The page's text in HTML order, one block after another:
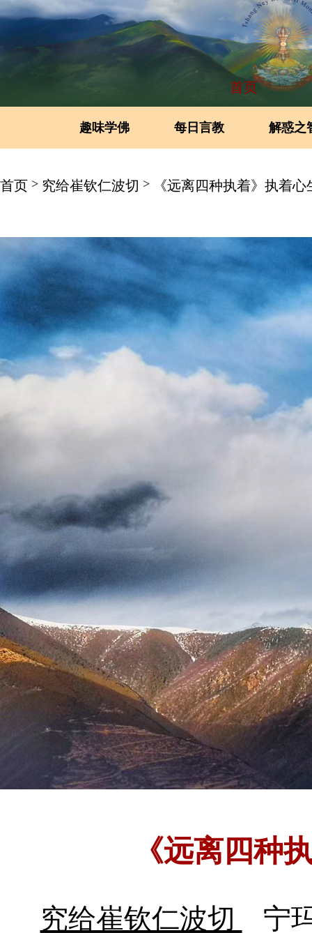
首页
趣味学佛 每日言教 解惑之
首页 > 究给崔钦仁波切 > 《远离四种执着》执着
《远离四种
究给崔钦仁波切 宁